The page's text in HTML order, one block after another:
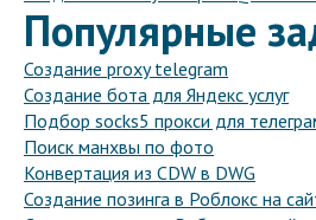
Популярные
Создание proxy telegram
Создание бота для Яндекс услуг
Подбор socks5 прокси для
Поиск манхвы по фото
Конвертация из CDW в DWG
Создание позинга в Роблокс на